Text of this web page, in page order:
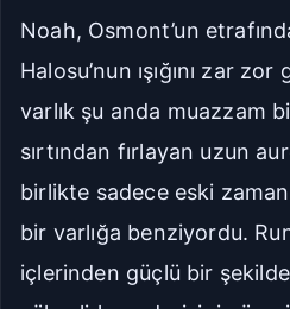
Noah, Osmont’un
Halosu’nun ışığını zar
varlık şu anda muazzam
sırtından fırlayan uzun
birlikte sadece eski
bir varlığa benziyordu.
içlerinden güçlü bir